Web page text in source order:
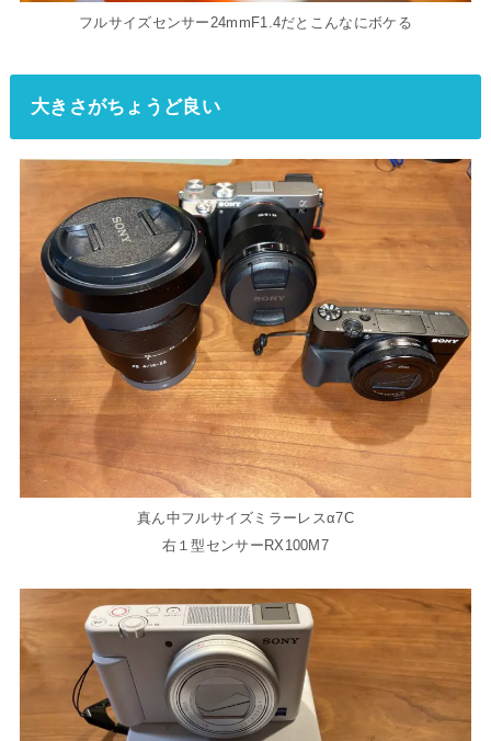
フルサイズセンサー24mmF1.4だとこんなにボケる
大きさがちょうど良い
真ん中フルサイズミラーレスα7C
右１型センサーRX100M7